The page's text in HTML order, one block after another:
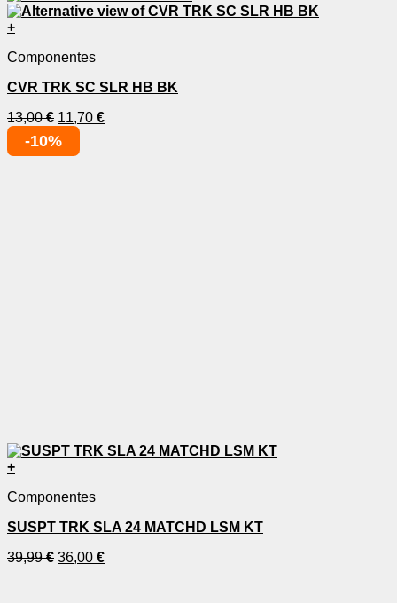
+
Componentes
CVR TRK SC SLR HB BK
13,00€ 11,70 €
-10%
+
Componentes
SUSPT TRK SLA 24 MATCHD LSM KT
39,99€ 36,00 €